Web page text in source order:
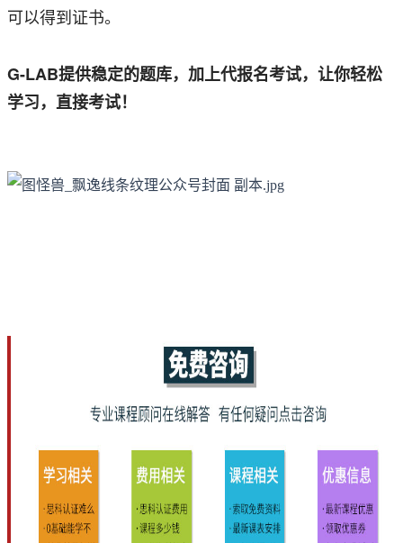
可以得到证书。
G-LAB提供稳定的题库，加上代报名考试，让你轻松
学习，直接考试！